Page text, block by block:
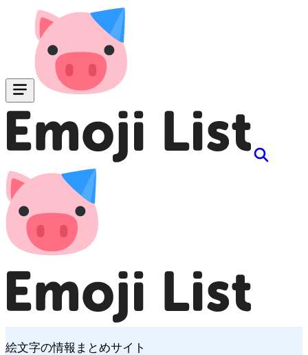
絵文字の情報まとめサイト